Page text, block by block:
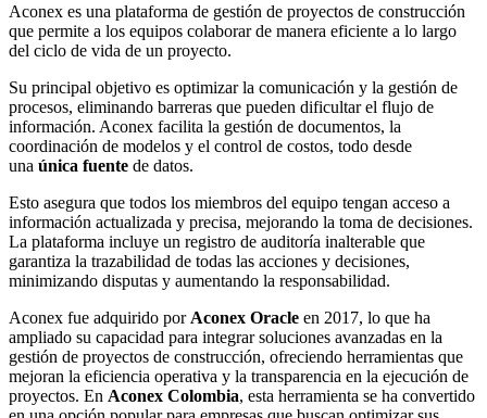
Aconex es una plataforma de gestión de proyectos de construcción
que permite a los equipos colaborar de manera eficiente a lo largo
del ciclo de vida de un proyecto.
Su principal objetivo es optimizar la comunicación y la gestión de
procesos, eliminando barreras que pueden dificultar el flujo de
información. Aconex facilita la gestión de documentos, la
coordinación de modelos y el control de costos, todo desde
una única fuente de datos.
Esto asegura que todos los miembros del equipo tengan acceso a
información actualizada y precisa, mejorando la toma de decisiones.
La plataforma incluye un registro de auditoría inalterable que
garantiza la trazabilidad de todas las acciones y decisiones,
minimizando disputas y aumentando la responsabilidad.
Aconex fue adquirido por Aconex Oracle en 2017, lo que ha
ampliado su capacidad para integrar soluciones avanzadas en la
gestión de proyectos de construcción, ofreciendo herramientas que
mejoran la eficiencia operativa y la transparencia en la ejecución de
proyectos. En Aconex Colombia, esta herramienta se ha convertido